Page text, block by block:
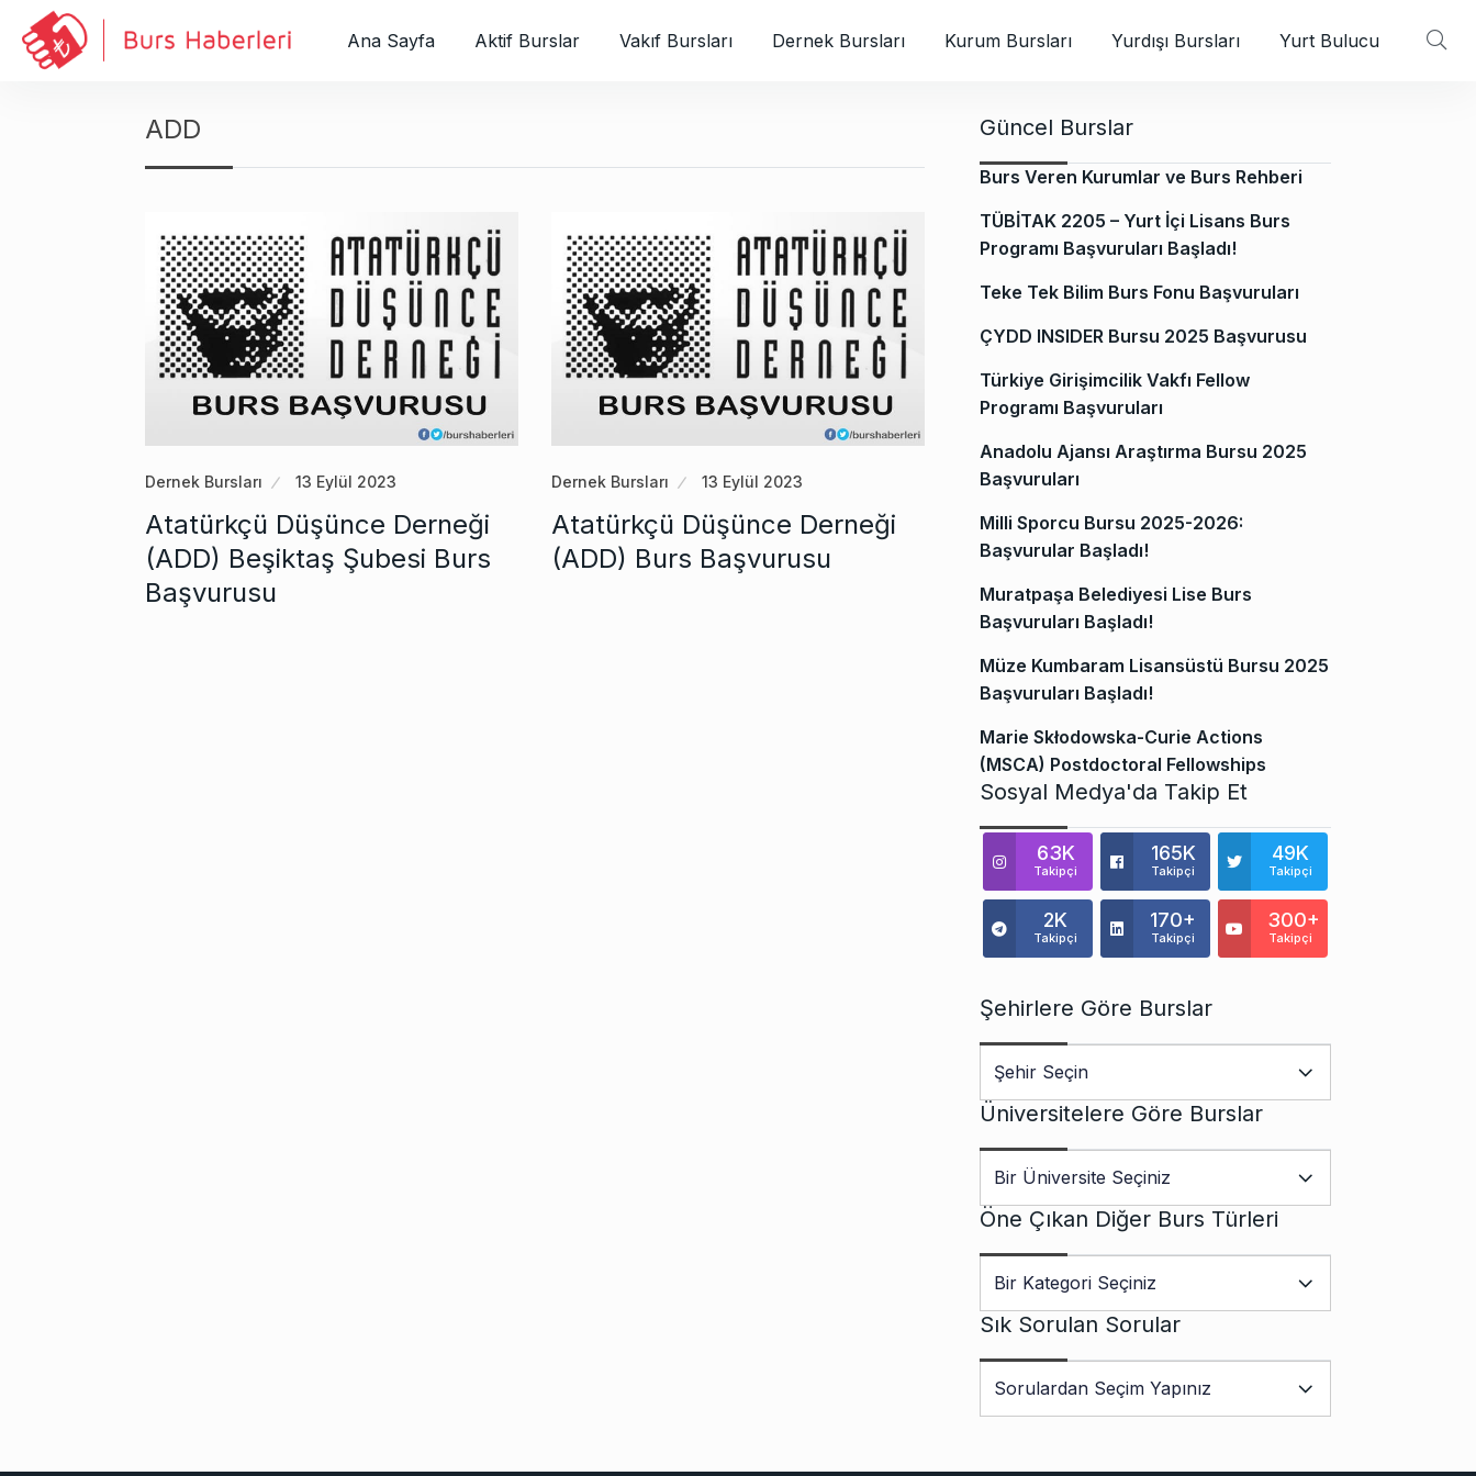
Ana Sayfa Aktif Burslar Vakıf Bursları Dernek Bursları Kurum Bursları Yurdışı Bursları Yurt Bulucu
ADD
Dernek Bursları 13 Eylül 2023
Atatürkçü Düşünce Derneği
(ADD) Beşiktaş Şubesi Burs
Başvurusu
Dernek Bursları 13 Eylül 2023
Atatürkçü Düşünce Derneği
(ADD) Burs Başvurusu
Güncel Burslar
Burs Veren Kurumlar ve Burs Rehberi
TÜBİTAK 2205 – Yurt İçi Lisans Burs
Programı Başvuruları Başladı!
Teke Tek Bilim Burs Fonu Başvuruları
ÇYDD INSIDER Bursu 2025 Başvurusu
Türkiye Girişimcilik Vakfı Fellow
Programı Başvuruları
Anadolu Ajansı Araştırma Bursu 2025
Başvuruları
Milli Sporcu Bursu 2025-2026:
Başvurular Başladı!
Muratpaşa Belediyesi Lise Burs
Başvuruları Başladı!
Müze Kumbaram Lisansüstü Bursu 2025
Başvuruları Başladı!
Marie Skłodowska-Curie Actions
(MSCA) Postdoctoral Fellowships
Sosyal Medya'da Takip Et
63K
Takipçi
165K
Takipçi
49K
Takipçi
2K
Takipçi
170+
Takipçi
300+
Takipçi
Şehirlere Göre Burslar
Üniversitelere Göre Burslar
Öne Çıkan Diğer Burs Türleri
Sık Sorulan Sorular